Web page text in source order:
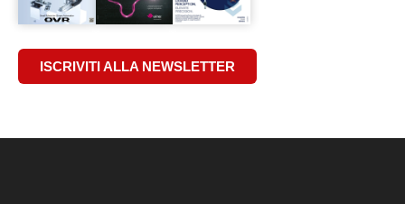
ISCRIVITI ALLA NEWSLETTER